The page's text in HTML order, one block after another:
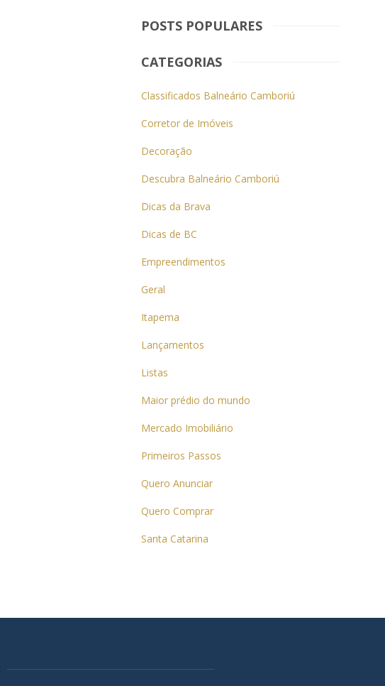
POSTS POPULARES
CATEGORIAS
Classificados Balneário Camboriú
Corretor de Imóveis
Decoração
Descubra Balneário Camboriú
Dicas da Brava
Dicas de BC
Empreendimentos
Geral
Itapema
Lançamentos
Listas
Maior prédio do mundo
Mercado Imobiliário
Primeiros Passos
Quero Anunciar
Quero Comprar
Santa Catarina